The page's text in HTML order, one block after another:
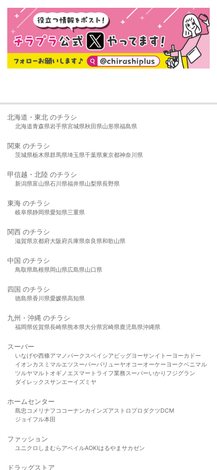
北海道・東北 のチラシ
北海道青森県岩手県宮城県秋田県山形県福島県
関東 のチラシ
茨城県栃木県群馬県埼玉県千葉県東京都神奈川県
甲信越・北陸 のチラシ
新潟県富山県石川県福井県山梨県長野県
東海 のチラシ
岐阜県静岡県愛知県三重県
関西 のチラシ
滋賀県京都府大阪府兵庫県奈良県和歌山県
中国 のチラシ
鳥取県島根県岡山県広島県山口県
四国 のチラシ
徳島県香川県愛媛県高知県
九州・沖縄 のチラシ
福岡県佐賀県長崎県熊本県大分県宮崎県鹿児島県沖縄県
スーパー
いなげや西條アマノパークスベイシア ビッグヨーサンイトーヨーカドー
イオンカスミ マルエツスーパーバリューヤオコーオーケー ヨークベニマル
ツルヤマルト オギノ エスマート ライフ業務スーパーいかり フジグラン
ダイレックスサンエーイズミヤ
ホームセンター
島忠 コメリ ナフコ コーナンカインズアストロプロダクツDCM
ジョイフル本田
ファッション
ユニクロ しまむら アベイルAOKIはるやま サカゼン
ドラッグストア